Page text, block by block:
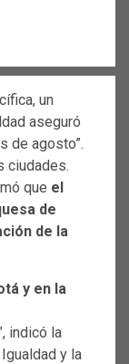
un
aseguró
de agosto”.
ciudades.
que el
de
de la
y en la
indicó la
y la